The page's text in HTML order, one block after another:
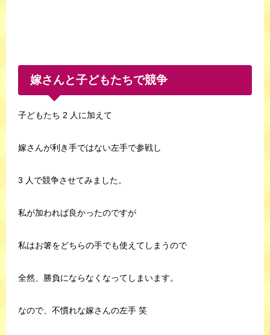
嫁さんと子どもたちで競争
子どもたち 2 人に加えて
嫁さんが利き手ではない左手で参戦し
3 人で競争させてみました。
私が加われば良かったのですが
私はお箸をどちらの手でも使えてしまうので
全然、勝負にならなくなってしまいます。
なので、不慣れな嫁さんの左手 笑